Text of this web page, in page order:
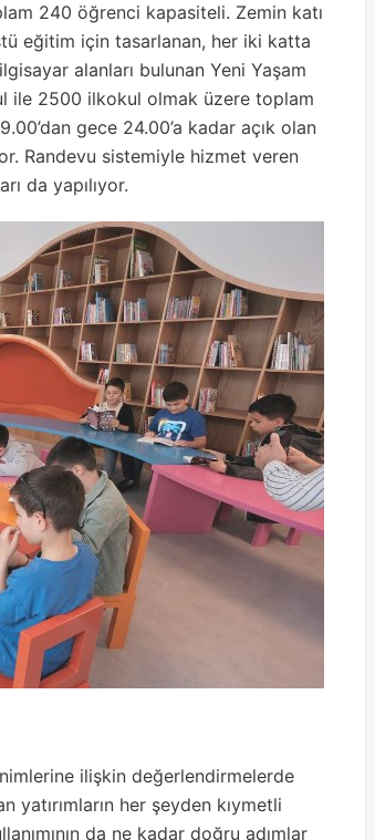
240 öğrenci kapasiteli. Zemin katı
eğitim için tasarlanan, her iki katta
alanları bulunan Yeni Yaşam
ile 2500 ilkokul olmak üzere toplam
gece 24.00’a kadar açık olan
Randevu sistemiyle hizmet veren
da yapılıyor.
ilişkin değerlendirmelerde
yatırımların her şeyden kıymetli
da ne kadar doğru adımlar